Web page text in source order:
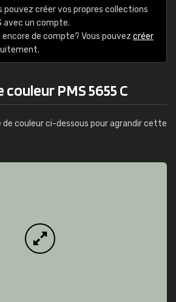
pouvez créer vos propres collections
avec un compte.
encore de compte? Vous pouvez créer
PMS 5655 C
de couleur ci-dessous pour agrandir cette